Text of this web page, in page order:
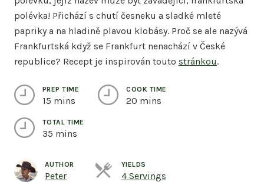
polévka! Přichází s chutí česneku a sladké mleté
papriky a na hladině plavou klobásy. Proč se ale nazývá
Frankfurtská když se Frankfurt nenachází v České
republice? Recept je inspirován touto stránkou.
PREP TIME
15 mins
COOK TIME
20 mins
TOTAL TIME
35 mins
AUTHOR
Peter
YIELDS
4 ServingsServings